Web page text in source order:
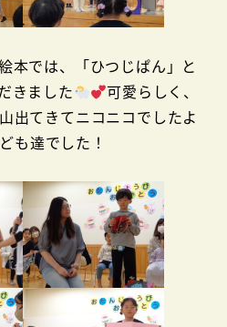
本では、「ひつじぱん」と
きました
可愛らしく、
出てきてニコニコでしたよ
も達でした！